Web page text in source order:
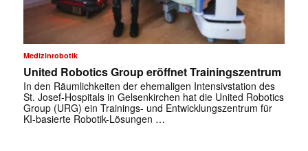
✕
Medizinrobotik
United Robotics Group eröffnet Trainingszentrum
In den Räumlichkeiten der ehemaligen Intensivstation des
St. Josef-Hospitals in Gelsenkirchen hat die United Robotics
Group (URG) ein Trainings- und Entwicklungszentrum für
KI-basierte Robotik-Lösungen …